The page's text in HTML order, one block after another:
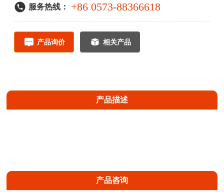
服务热线： +86 0573-88366618
产品询价 相关产品
产品描述
产品咨询